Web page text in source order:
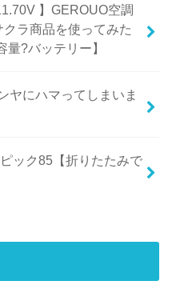
】GEROUO空調
ラ商品を使ってみた
?バッテリー】
ヤにハマってしまいま
ック85【折りたたみで